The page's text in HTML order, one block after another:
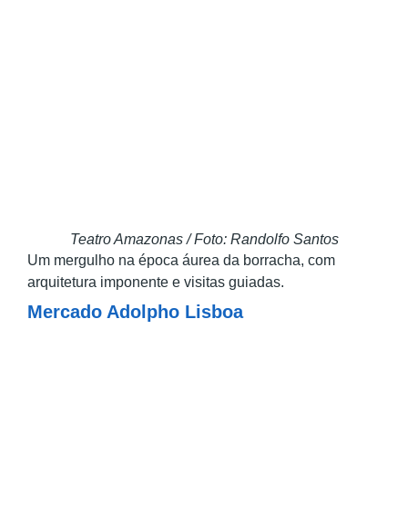
Teatro Amazonas / Foto: Randolfo Santos
Um mergulho na época áurea da borracha, com
arquitetura imponente e visitas guiadas.
Mercado Adolpho Lisboa